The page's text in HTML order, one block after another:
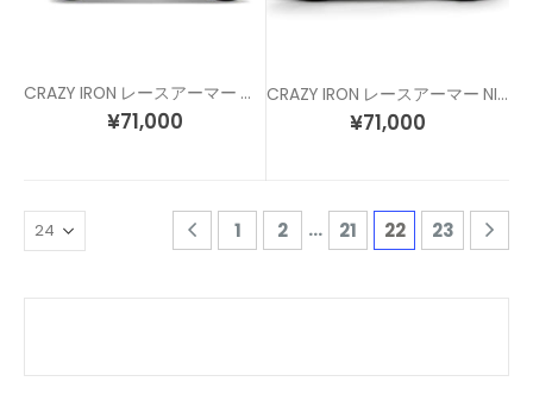
CRAZY IRON レースアーマー MT07 / XSR700
¥71,000
CRAZY IRON レースアーマー NINJA1000/NINJA1100 (11-26)
¥71,000
1 2 … 21 22 23